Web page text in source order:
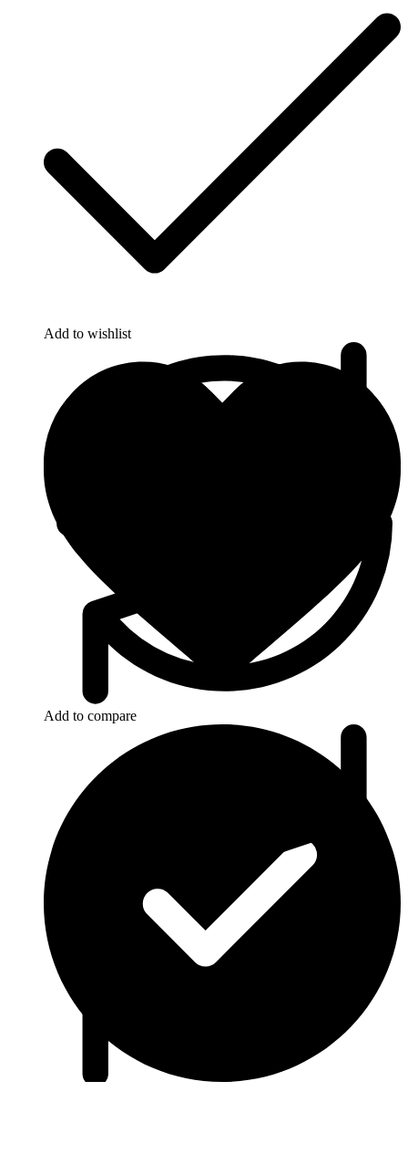
Add to wishlist
Add to compare